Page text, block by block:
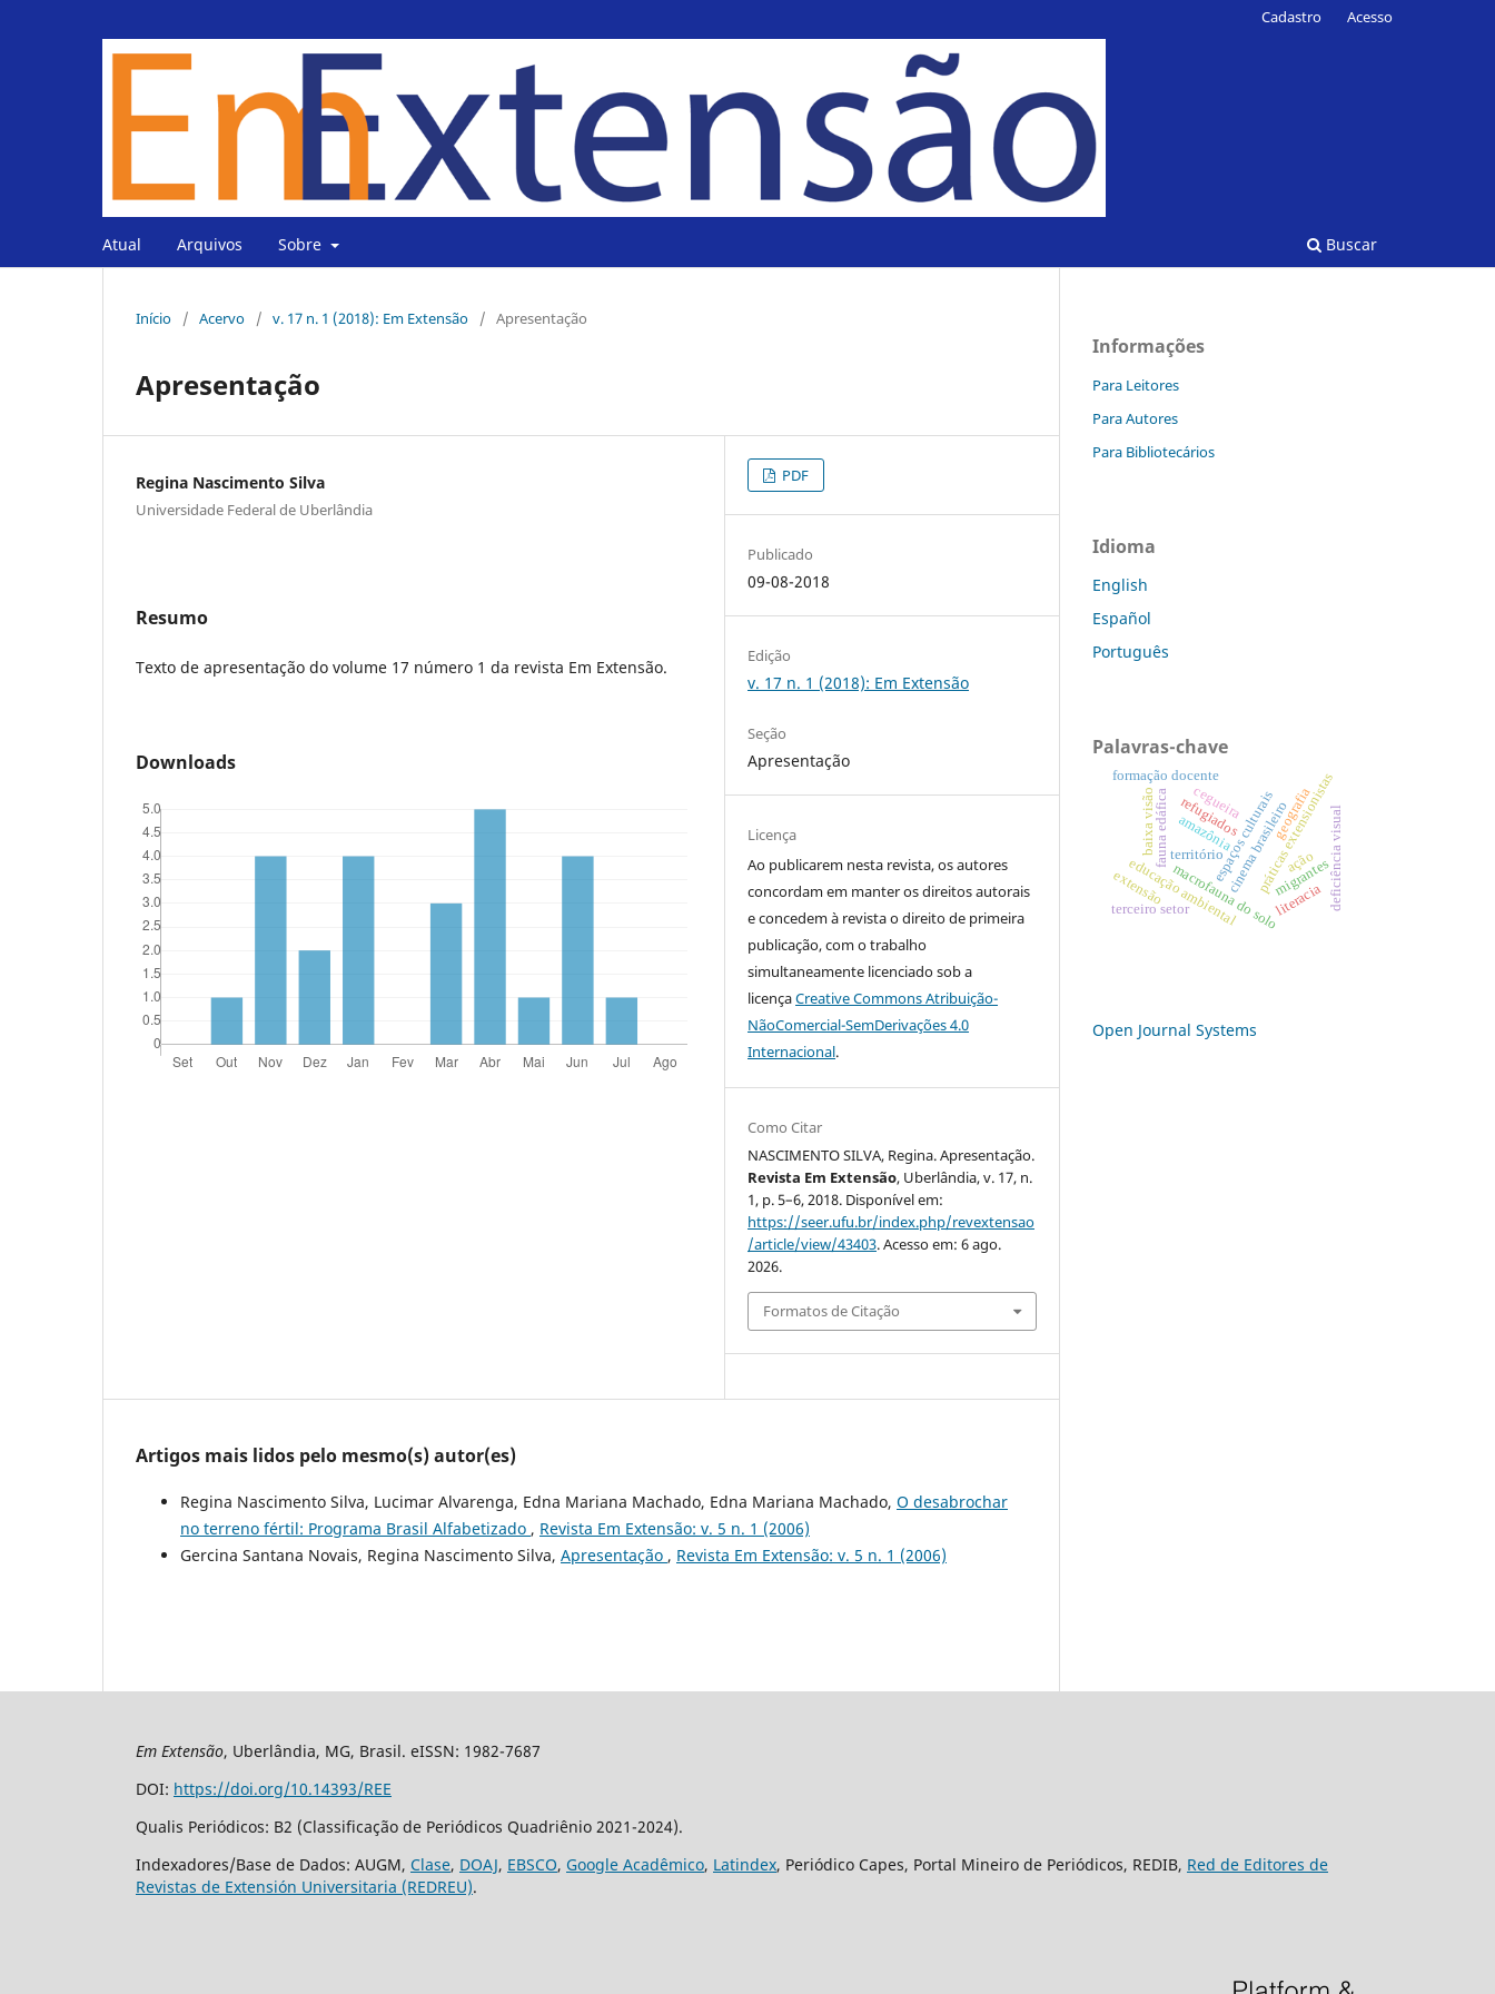
Atual Arquivos Sobre Buscar
Cadastro Acesso
Início / Acervo / v. 17 n. 1 (2018): Em Extensão / Apresentação
Apresentação
Regina Nascimento Silva
Universidade Federal de Uberlândia
Resumo
Texto de apresentação do volume 17 número 1 da revista Em Extensão.
Downloads
PDF
Publicado
09-08-2018
Edição
v. 17 n. 1 (2018): Em Extensão
Seção
Apresentação
Licença
Ao publicarem nesta revista, os autores
concordam em manter os direitos autorais
e concedem à revista o direito de primeira
publicação, com o trabalho
simultaneamente licenciado sob a
licençaCreative Commons Atribuição-
NãoComercial-SemDerivações 4.0
Internacional.
Como Citar
NASCIMENTO SILVA, Regina. Apresentação.
Revista Em Extensão, Uberlândia, v. 17, n.
1, p. 5–6, 2018. Disponível em:
https://seer.ufu.br/index.php/revextensao
/article/view/43403. Acesso em: 6 ago.
2026.
Formatos de Citação
Artigos mais lidos pelo mesmo(s) autor(es)
Regina Nascimento Silva, Lucimar Alvarenga, Edna Mariana Machado, Edna Mariana Machado, O desabrochar
no terreno fértil: Programa Brasil Alfabetizado , Revista Em Extensão: v. 5 n. 1 (2006)
Gercina Santana Novais, Regina Nascimento Silva, Apresentação , Revista Em Extensão: v. 5 n. 1 (2006)
Informações
Para Leitores
Para Autores
Para Bibliotecários
Idioma
English
Español
Português
Palavras-chave
espaços culturaispráticas extensionistas
amazônia
macrofauna do solo
fauna edáfica
educação ambientalcinema brasileiro
formação docente
terceiro setor
território
refugiados
migrantes
cegueira
baixa visão deficiência visual
literacia
ação
extensão
geografia
Open Journal Systems
Em Extensão, Uberlândia, MG, Brasil. eISSN: 1982-7687
DOI: https://doi.org/10.14393/REE
Qualis Periódicos: B2 (Classificação de Periódicos Quadriênio 2021-2024).
Indexadores/Base de Dados: AUGM, Clase, DOAJ, EBSCO, Google Acadêmico, Latindex, Periódico Capes, Portal Mineiro de Periódicos, REDIB, Red de Editores de
Revistas de Extensión Universitaria (REDREU).